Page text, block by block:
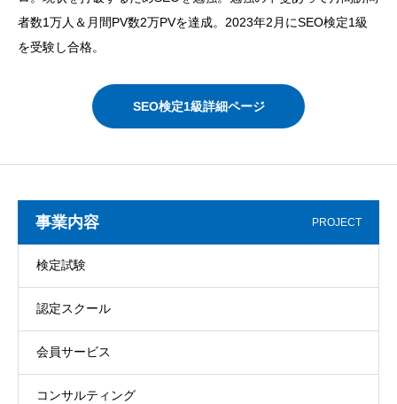
者数1万人＆月間PV数2万PVを達成。2023年2月にSEO検定1級
を受験し合格。
SEO検定1級詳細ページ
事業内容 PROJECT
検定試験
認定スクール
会員サービス
コンサルティング